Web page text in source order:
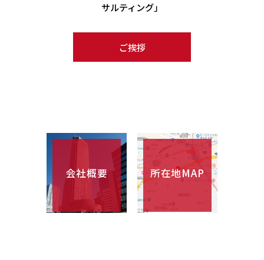
サルティング」
ご挨拶
会社概要 所在地MAP